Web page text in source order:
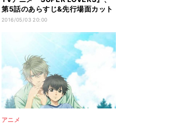
第5話のあらすじ&先行場面カット
を紹介
2016/05/03 20:00
アニメ